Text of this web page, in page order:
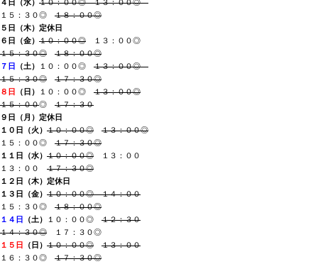
４日（水） １０：００◎ １３：００◎
１５：３０◎ １８：００◎
５日（木）定休日
６日（金） １０：００◎ １３：００◎
１５：３０◎
１８：００◎
７日 （土） １０：００◎ １３：００◎
１５：３０◎
１７：３０◎
８日 （日） １０：００◎ １３：００◎
１５：００◎ １７：３０
９日（月）定休日
１０日（火） １０：００◎
１３：００◎
１５：００◎ １７：３０◎
１１日（水） １０：００◎ １３：００
１３：００ １７：３０◎
１２日（木） 定休日
１３日（金） １０：００◎
１４：００
１５：３０◎ １８：００◎
１４日 （土） １０：００◎
１２：３０
１４：３０◎ １７：３０◎
１５日 （日） １０：００◎
１３：００
１６：３０◎ １７：３０◎